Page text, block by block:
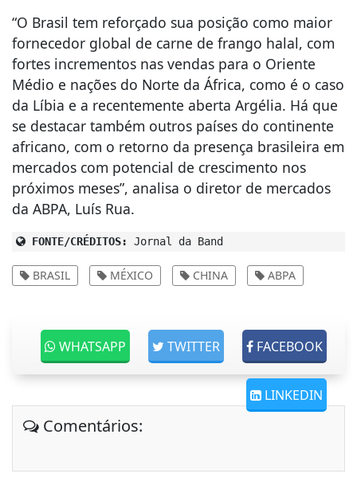
“O Brasil tem reforçado sua posição como maior
fornecedor global de carne de frango halal, com
fortes incrementos nas vendas para o Oriente
Médio e nações do Norte da África, como é o caso
da Líbia e a recentemente aberta Argélia. Há que
se destacar também outros países do continente
africano, com o retorno da presença brasileira em
mercados com potencial de crescimento nos
próximos meses”, analisa o diretor de mercados
da ABPA, Luís Rua.
FONTE/CRÉDITOS: Jornal da Band
BRASIL MÉXICO CHINA ABPA
FACEBOOK
TWITTER
WHATSAPP
LINKEDIN
Comentários: